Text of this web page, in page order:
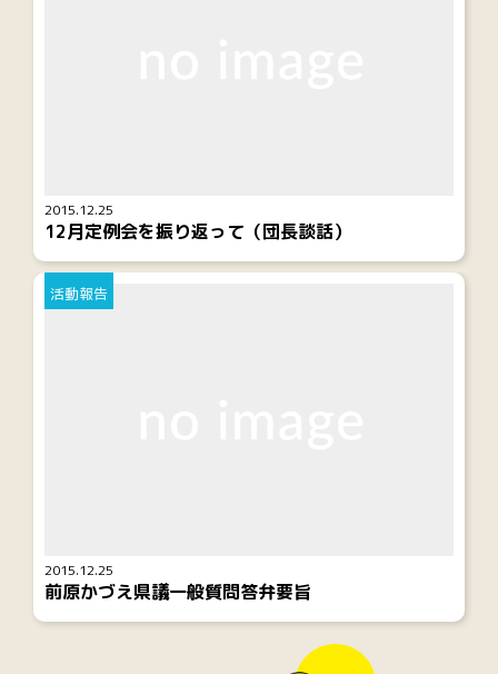
2015.12.25
12月定例会を振り返って（団長談話）
2015.12.25
活動報告
前原かづえ県議一般質問答弁要旨